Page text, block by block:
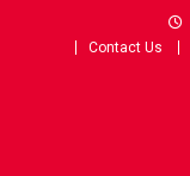
Contact Us